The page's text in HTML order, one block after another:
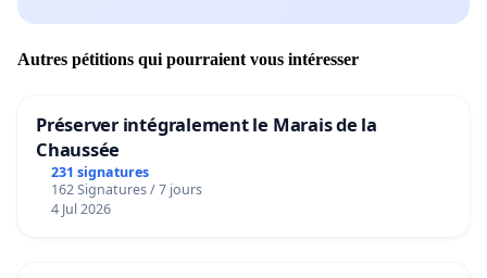
Autres pétitions qui pourraient vous intéresser
Préserver intégralement le Marais de la
Chaussée
231 signatures
162 Signatures / 7 jours
4 Jul 2026